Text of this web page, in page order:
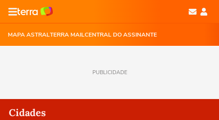
MAPA ASTRALTERRA MAILCENTRAL DO ASSINANTE
PUBLICIDADE
Cidades